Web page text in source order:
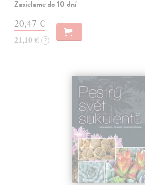
Zasielame do 10 dní
20,47 €
21,10 € ?